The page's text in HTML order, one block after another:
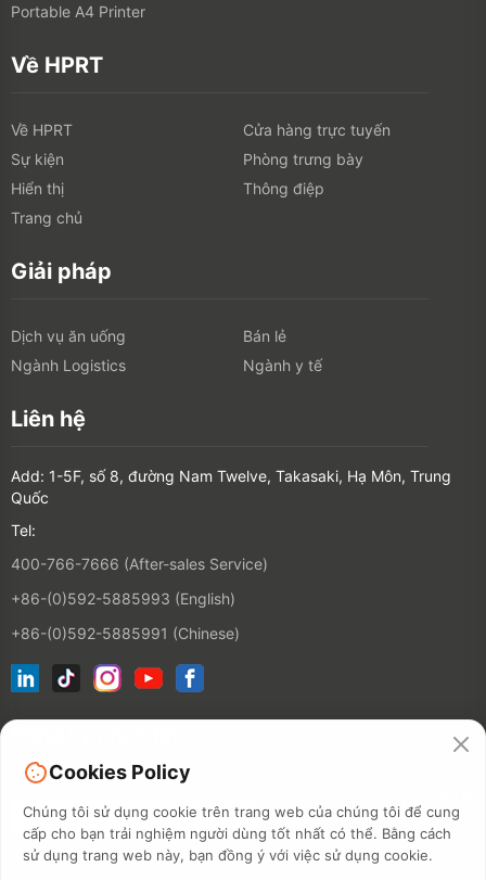
Portable A4 Printer
Về HPRT
Về HPRT
Cửa hàng trực tuyến
Sự kiện
Phòng trưng bày
Hiển thị
Thông điệp
Trang chủ
Giải pháp
Dịch vụ ăn uống
Bán lẻ
Ngành Logistics
Ngành y tế
Liên hệ
Add: 1-5F, số 8, đường Nam Twelve, Takasaki, Hạ Môn, Trung
Quốc
Tel:
400-766-7666 (After-sales Service)
+86-(0)592-5885993 (English)
+86-(0)592-5885991 (Chinese)
Cookies Policy
Chúng tôi sử dụng cookie trên trang web của chúng tôi để cung
cấp cho bạn trải nghiệm người dùng tốt nhất có thể. Bằng cách
sử dụng trang web này, bạn đồng ý với việc sử dụng cookie.